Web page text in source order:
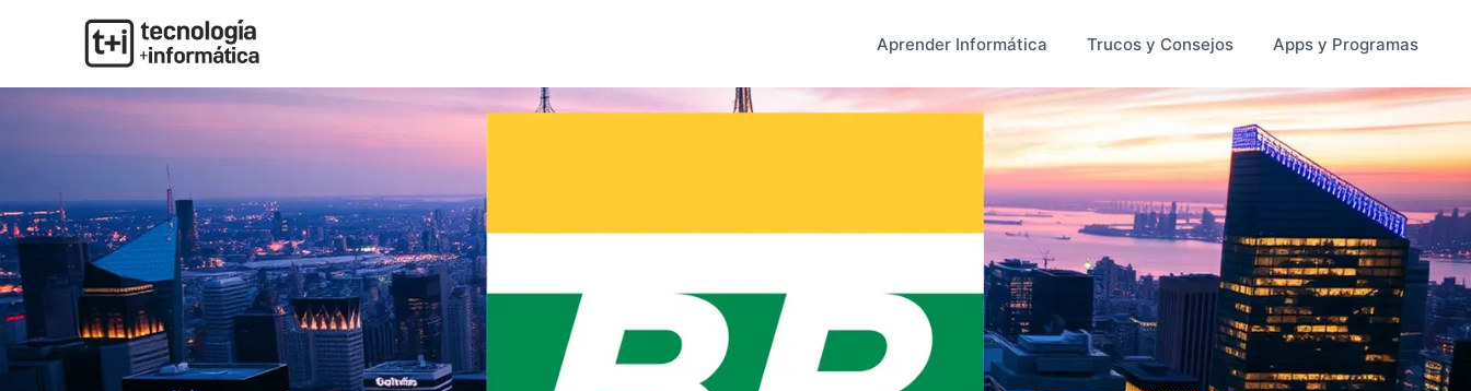
Aprender Informática Trucos y Consejos Apps y Programas